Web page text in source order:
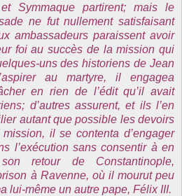
Symmaque partirent; mais le
ne fut nullement satisfaisant
ambassadeurs paraissent avoir
foi au succès de la mission qui
uns des historiens de Jean
au martyre, il engagea
en rien de l’édit qu’il avait
d’autres assurent, et ils l’en
autant que possible les devoirs
il se contenta d’engager
l’exécution sans consentir à en
retour de Constantinople,
à Ravenne, où il mourut peu
lui-même un autre pape, Félix III.